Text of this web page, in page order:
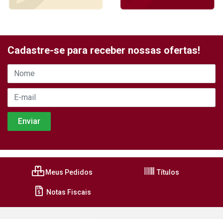
Cadastre-se para receber nossas ofertas!
Meus Pedidos Títulos
Notas Fiscais